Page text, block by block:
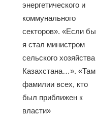
энергетического и
коммунального
секторов». «Если бы
я стал министром
сельского хозяйства
Казахстана…». «Там
фамилии всех, кто
был приближен к
власти»